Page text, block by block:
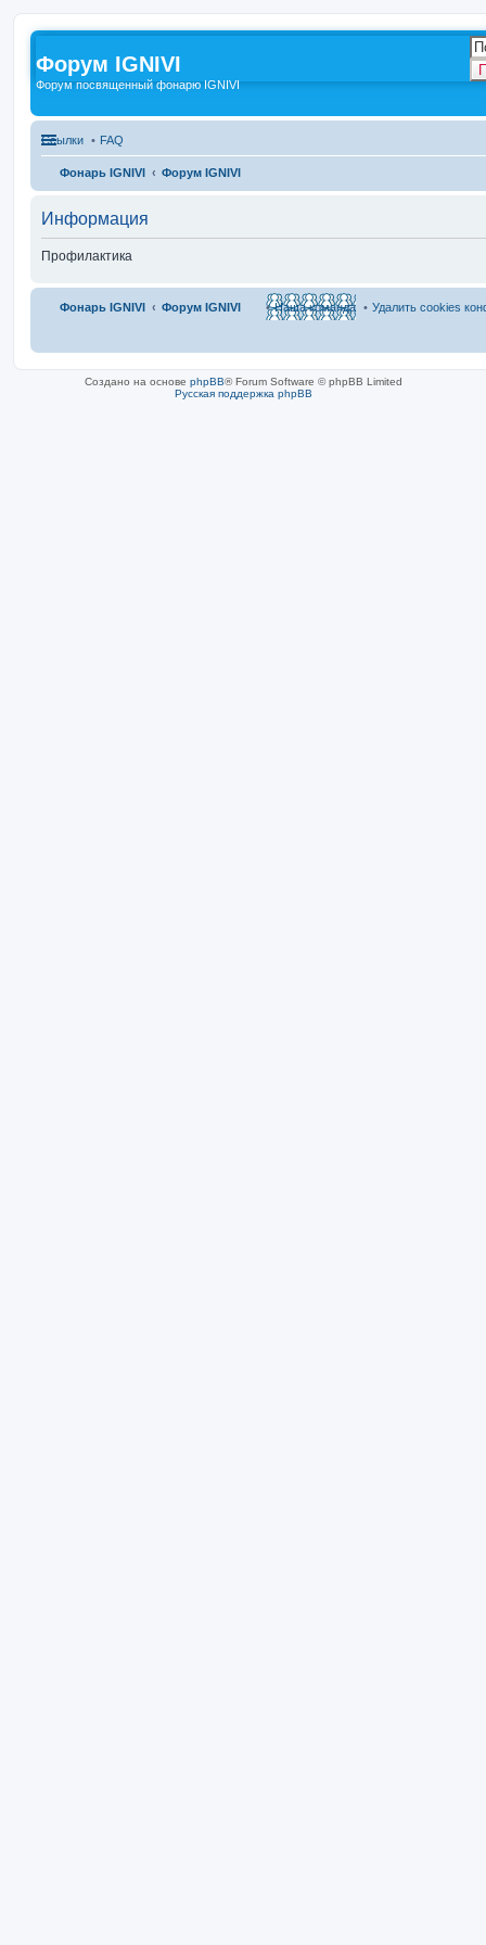
Форум IGNIVI
Форум посвященный фонарю IGNIVI
Ссылки FAQ
Фонарь IGNIVI Форум IGNIVI
Информация
Профилактика
Фонарь IGNIVI Форум IGNIVI Удалить cookies
Наша команда
Создано на основе phpBB® Forum Software © phpBB Limited
Русская поддержка phpBB